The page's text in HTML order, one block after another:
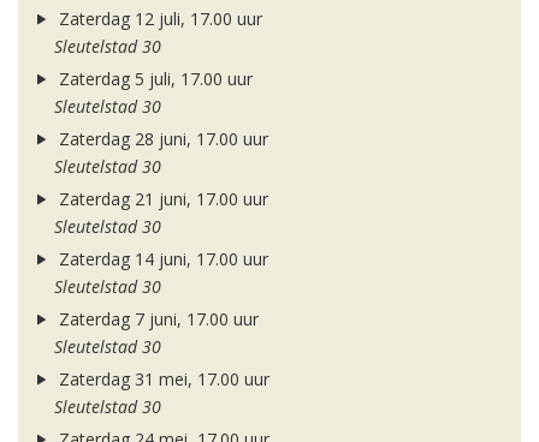
Zaterdag 12 juli, 17.00 uur
Sleutelstad 30
Zaterdag 5 juli, 17.00 uur
Sleutelstad 30
Zaterdag 28 juni, 17.00 uur
Sleutelstad 30
Zaterdag 21 juni, 17.00 uur
Sleutelstad 30
Zaterdag 14 juni, 17.00 uur
Sleutelstad 30
Zaterdag 7 juni, 17.00 uur
Sleutelstad 30
Zaterdag 31 mei, 17.00 uur
Sleutelstad 30